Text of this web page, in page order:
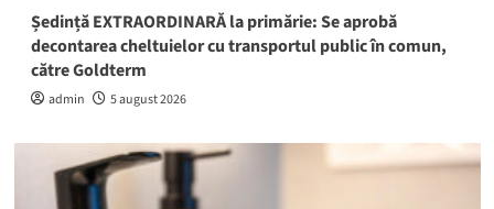
Ședință EXTRAORDINARĂ la primărie: Se aprobă
decontarea cheltuielor cu transportul public în comun,
către Goldterm
admin 5 august 2026